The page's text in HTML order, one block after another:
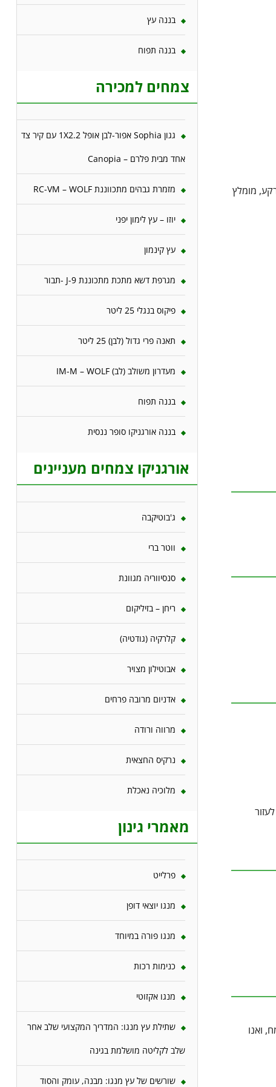
מומלץ
ואנו
בננה עץ
בננה תפוח
צמחים למכירה
גגון Sophia אפור-לבן אופל 1X2.2 עם קיר צד
אחד מבית פלרם – Canopia
מזמרת גבהים מתכווננת RC-VM – WOLF
יוזו – עץ לימון יפני
עץ קינמון
מגרפת דשא מתכת מתכוננת J-9 -תבור
פיקוס בנגלי 25 ליטר
תאנה פרי גדול (לבן) 25 ליטר
מעדרון משולב (לב) IM-M – WOLF
בננה תפוח
בננה אורגניקו סופר ננסית
אורגניקו צמחים מעניינים
ג'בוטיקבה
ווטר ברי
סנסיווריה מגוונת
ריחן – בזיליקום
קלרקיה (גודטיה)
אבוטילון מצויר
אדניום מרובה פרחים
מרווה ורודה
נרקיס החצאית
מלוכיה נאכלת
מאמרי גינון
פרלייט
מנגו יוצאי דופן
מנגו פורה במיוחד
כנימות רכות
מנגו אקזוטי
שתילת עץ מנגו: המדריך המקצועי שלב אחר
שלב לקליטה מושלמת בגינה
שורשים של עץ מנגו: מבנה, עומק והסוד